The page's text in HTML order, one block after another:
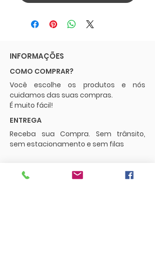
INFORMAÇÕES
COMO COMPRAR?
Você escolhe os produtos e nós
cuidamos das suas compras.
É muito fácil!
ENTREGA
Receba sua Compra. Sem trânsito,
sem estacionamento e sem filas
POLÍTICAS